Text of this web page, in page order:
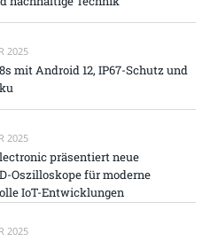
2025
mit Android 12, IP67-Schutz und
2025
präsentiert neue
Oszilloskope für moderne
IoT-Entwicklungen
2025